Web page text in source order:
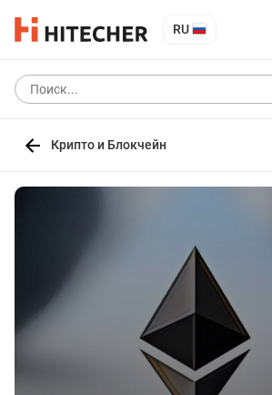
RU
Крипто и Блокчейн